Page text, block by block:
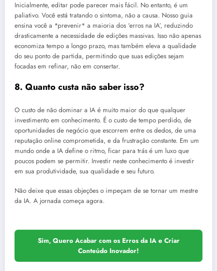
Inicialmente, editar pode parecer mais fácil. No entanto, é um
paliativo. Você está tratando o sintoma, não a causa. Nosso guia
ensina você a *prevenir* a maioria dos ‘erros na IA’, reduzindo
drasticamente a necessidade de edições massivas. Isso não apenas
economiza tempo a longo prazo, mas também eleva a qualidade
do seu ponto de partida, permitindo que suas edições sejam
focadas em refinar, não em consertar.
8. Quanto custa não saber isso?
O custo de não dominar a IA é muito maior do que qualquer
investimento em conhecimento. É o custo de tempo perdido, de
oportunidades de negócio que escorrem entre os dedos, de uma
reputação online comprometida, e da frustração constante. Em um
mundo onde a IA define o ritmo, ficar para trás é um luxo que
poucos podem se permitir. Investir neste conhecimento é investir
em sua produtividade, sua qualidade e seu futuro.
Não deixe que essas objeções o impeçam de se tornar um mestre
da IA. A jornada começa agora.
Sim, Quero Acabar com os Erros da IA e Criar
Conteúdo Inovador!